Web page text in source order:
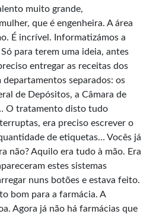
muito grande,
que é engenheira. A área
É incrível. Informatizámos a
para terem uma ideia, antes
entregar as receitas dos
departamentos separados: os
de Depósitos, a Câmara de
O tratamento disto tudo
era preciso escrever o
de etiquetas… Vocês já
não? Aquilo era tudo à mão. Era
estes sistemas
nuns botões e estava feito.
bom para a farmácia. A
Agora já não há farmácias que